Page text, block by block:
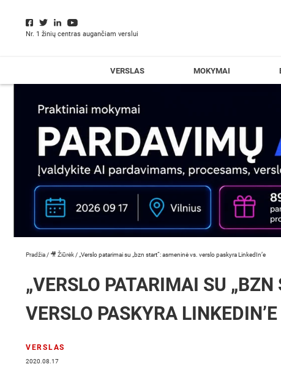
Nr. 1 žinių centras augančiam verslui
VERSLAS MOKYMAI
Pradžia / 🎥 Žiūrėk / „Verslo patarimai su „bzn start“: asmeninė vs. verslo paskyra LinkedIn’e
„VERSLO PATARIMAI SU
VERSLO PASKYRA LINKEDIN’E
VERSLAS
2020.08.17